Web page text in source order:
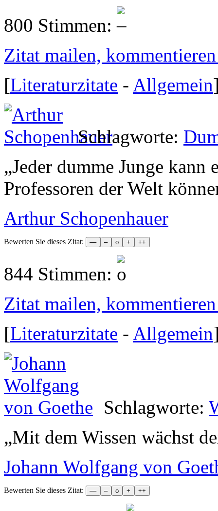
800 Stimmen:
Zitat mailen,
[Literaturzitate - Allgemein
Schlagworte:
„Jeder dumme Junge kann
Professoren der Welt
Arthur Schopenhauer
Bewerten Sie dieses Zitat:
844 Stimmen:
Zitat mailen,
[Literaturzitate - Allgemein
Schlagworte:
„Mit dem Wissen wächst
Johann Wolfgang von
Bewerten Sie dieses Zitat: